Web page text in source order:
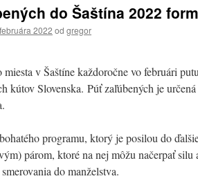
do Šaštína 2022
2022 od gregor
v Šaštíne každoročne vo februári
kútov Slovenska. Púť zaľúbených je
programu, ktorý je posilou do
párom, ktoré na nej môžu načerpať
do manželstva.